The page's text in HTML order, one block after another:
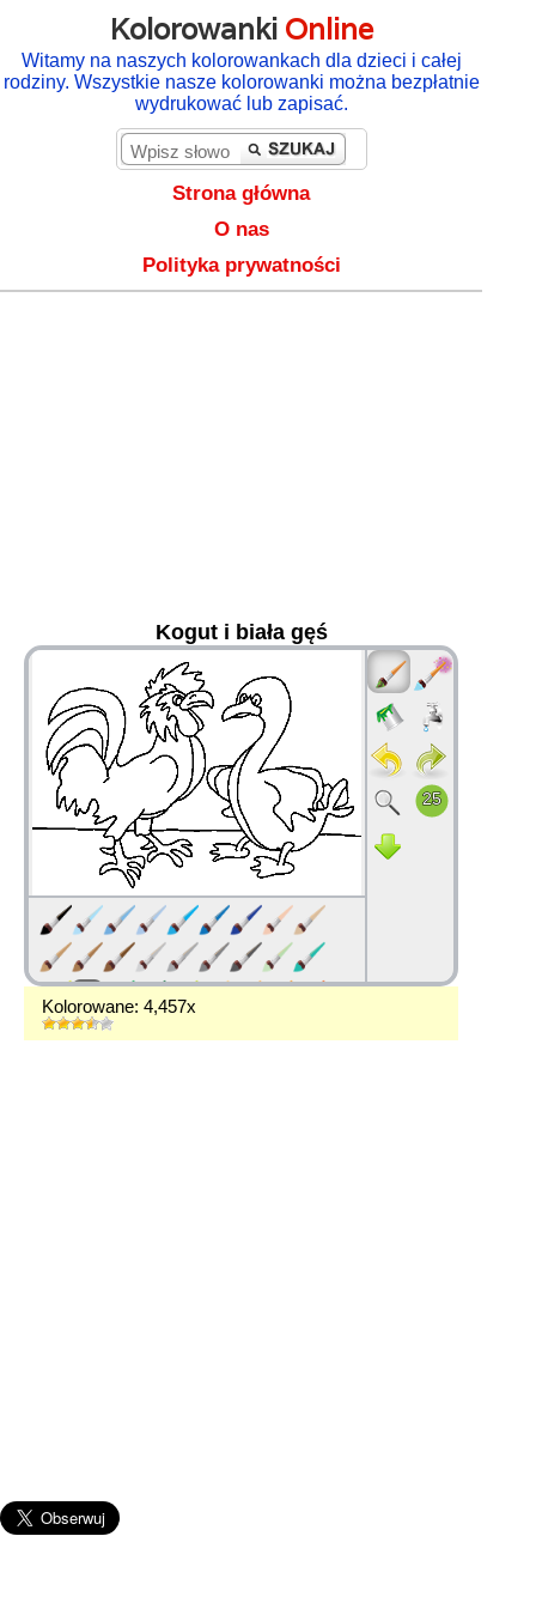
Kolorowanki Online
Witamy na naszych kolorowankach dla dzieci i całej
rodziny. Wszystkie nasze kolorowanki można bezpłatnie
wydrukować lub zapisać.
Strona główna
O nas
Polityka prywatności
Kogut i biała gęś
Kolorowane: 4,457x